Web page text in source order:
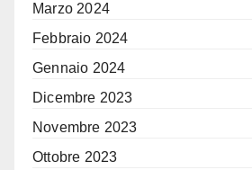
Marzo 2024
Febbraio 2024
Gennaio 2024
Dicembre 2023
Novembre 2023
Ottobre 2023